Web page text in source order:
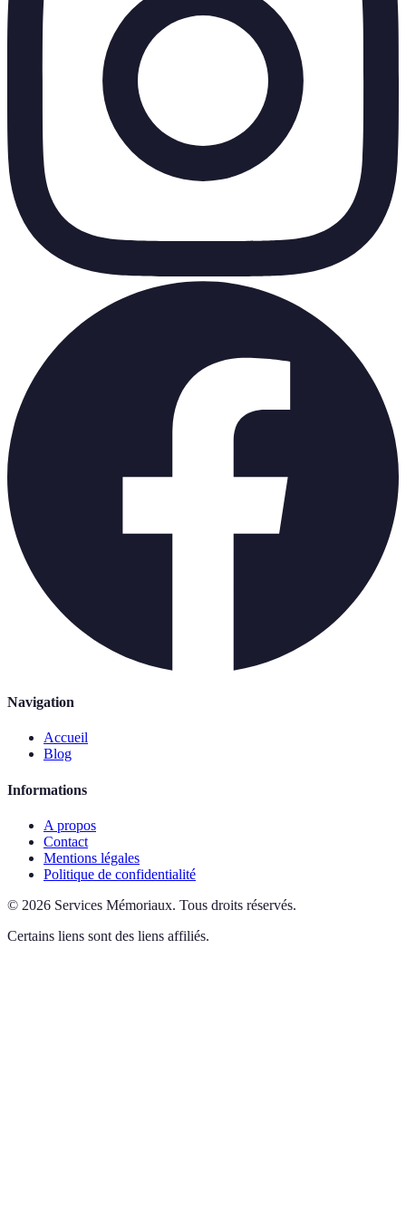
Navigation
Accueil
Blog
Informations
A propos
Contact
Mentions légales
Politique de confidentialité
© 2026 Services Mémoriaux. Tous droits réservés.
Certains liens sont des liens affiliés.